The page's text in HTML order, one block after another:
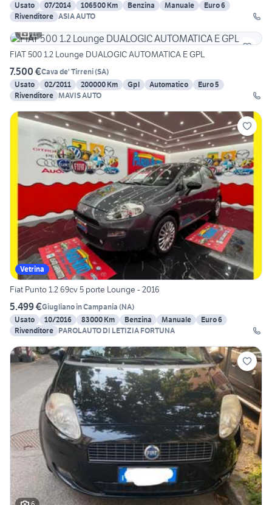
Usato
07/2014 106500 Km Benzina Manuale
Euro 6
Rivenditore ASIA AUTO
11
FIAT 500 1.2 Lounge DUALOGIC AUTOMATICA E GPL
7.500 €Cava de' Tirreni(SA)
Usato
02/2011 200000 Km Gpl Automatico
Euro 5
Rivenditore MAVIS AUTO
Vetrina
Fiat Punto 1.2 69cv 5 porte Lounge - 2016
5.499 €Giugliano in Campania (NA)
Usato
10/2016 83000 Km Benzina Manuale
Euro 6
Rivenditore PAROLAUTO DI LETIZIA FORTUNA